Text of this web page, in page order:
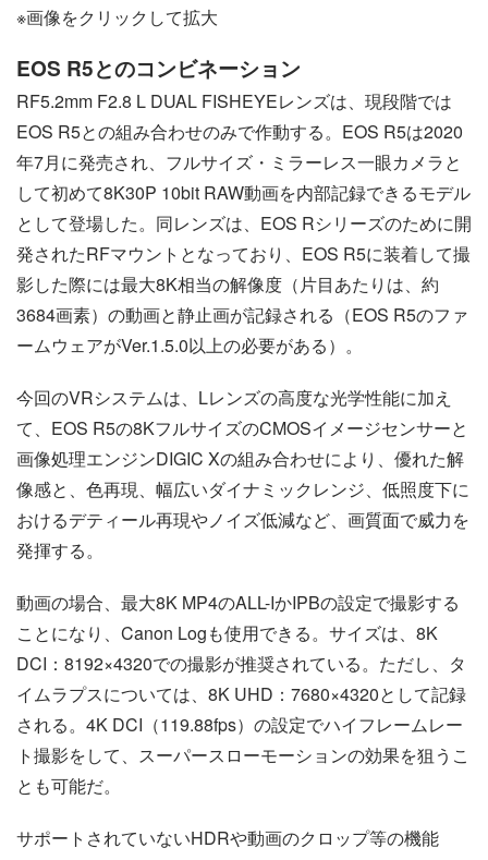
※画像をクリックして拡大
EOS R5とのコンビネーション
RF5.2mm F2.8 L DUAL FISHEYEレンズは、現段階では
EOS R5との組み合わせのみで作動する。EOS R5は2020
年7月に発売され、フルサイズ・ミラーレス一眼カメラと
して初めて​​​​8K30P 10bit RAW動画を内部記録できるモデル
として登場した。同レンズは、EOS Rシリーズのために開
発されたRFマウントとなっており、EOS R5に装着して撮
影した際には最大8K相当の解像度（片目あたりは、約
3684画素）の動画と静止画が記録される（EOS R5のファ
ームウェアがVer.1.5.0以上の必要がある）。
今回のVRシステムは、Lレンズの高度な光学性能に加え
て、EOS R5の8KフルサイズのCMOSイメージセンサーと
画像処理エンジンDIGIC Xの組み合わせにより、優れた解
像感と、色再現、幅広いダイナミックレンジ、低照度下に
おけるデティール再現やノイズ低減など、画質面で威力を
発揮する。
動画の場合、最大8K MP4のALL-IかIPBの設定で撮影する
ことになり、Canon Logも使用できる。サイズは、8K
DCI：8192×4320での撮影が推奨されている。ただし、タ
イムラプスについては、8K UHD：7680×4320として記録
される。4K DCI（119.88fps）の設定でハイフレームレー
ト撮影をして、スーパースローモーションの効果を狙うこ
とも可能だ。
サポートされていないHDRや動画のクロップ等の機能